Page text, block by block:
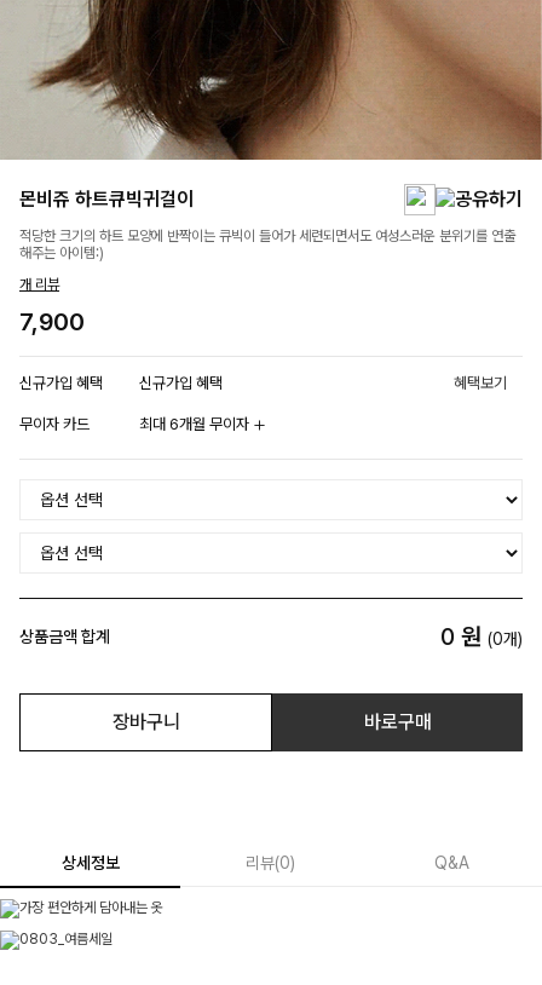
몬비쥬 하트큐빅귀걸이
적당한 크기의 하트 모양에 반짝이는 큐빅이 들어가 세련되면서도 여성스러운 분위기를 연출
해주는 아이템:)
개 리뷰
7,900
신규가입 혜택 신규가입 혜택 혜택보기
무이자 카드 최대 6개월 무이자
상품금액 합계 0 원 (0개)
장바구니 바로구매
상세정보 리뷰(0) Q&A